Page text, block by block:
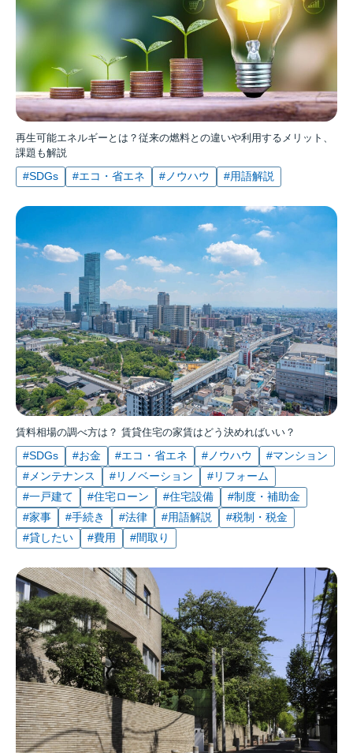
再生可能エネルギーとは？従来の燃料との違いや利用するメリット、
課題も解説
#SDGs #エコ・省エネ #ノウハウ #用語解説
賃料相場の調べ方は？ 賃貸住宅の家賃はどう決めればいい？
#SDGs #お金 #エコ・省エネ #ノウハウ
#マンション
#メンテナンス
#リノベーション
#リフォーム
#一戸建て
#住宅ローン #住宅設備
#制度・補助金
#家事
#手続き #法律 #用語解説
#税制・税金
#貸したい
#費用 #間取り